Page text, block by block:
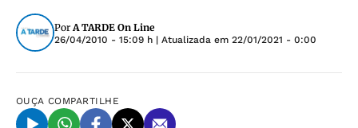
PorA TARDE On Line
26/04/2010 - 15:09 h | Atualizada em 22/01/2021 - 0:00
OUÇA COMPARTILHE